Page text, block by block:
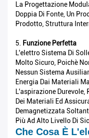
La Progettazione
Doppia Di Fonte, Un
Prodotto, Struttura
5. Funzione Perfetta
L'elettro Sistema Di
Molto Sicuro, Poichè
Nessun Sistema
Energia Dai Materiali
L'aspirazione Durevole,
Dei Materiali Ed
Demagnetizzata
Più Ad Alto Livello Di
Che Cosa È